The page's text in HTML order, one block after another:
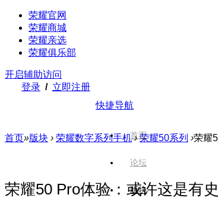
荣耀官网
荣耀商城
荣耀亲选
荣耀俱乐部
开启辅助访问
登录 / 立即注册
快捷导航
首页
论坛
版块
首页»版块 › 荣耀数字系列手机 › 荣耀50系列 ›荣耀
荣耀50 Pro体验：或许这是有